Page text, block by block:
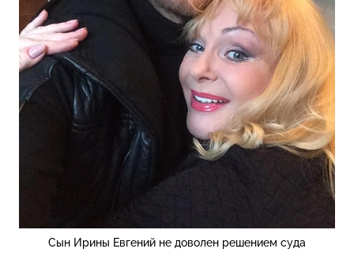
Сын Ирины Евгений не доволен решением суда